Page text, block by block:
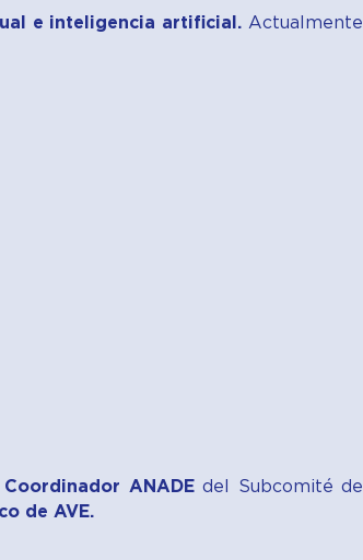
e inteligencia artificial. Actualmente
Coordinador ANADEdel Subcomité de
de AVE.